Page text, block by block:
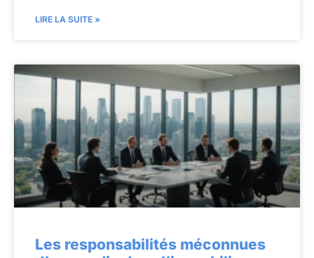
LIRE LA SUITE »
Les responsabilités méconnues